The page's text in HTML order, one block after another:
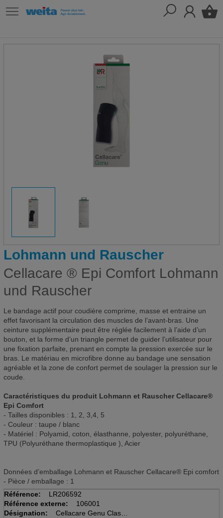
Lohmann und Rauscher
Cellacare ® Epi Comfort Lohmann
und Rauscher
Le bandage actif pour coudière comprime, masse et entraine un
effet favorisant la circulation des muscles de l’avant-bras. Une
ceinture supplémentaire peut être réglée facilement à l’aide d’un
bouton, et la forme d’un triangle permet de guider l’utilisateur pour
une fixation parfaite, prenant en compte la pression exercée sur le
bras. Le matériau en microfibre donne au bandage une sensation
agréable et la zone de confort permet de soulager la pression sur le
coude.
Caractéristiques du produit Lohmann et Rauscher Cellacare®
Epi Comfort
- Tailles disponibles : 1, 2, 3,4, 5
- Couleur : taupe / blanc
- Matériel : Polyamid, coton, élasthanne, polyester, polyuréthane,
TPU (Polyuréthane thermoplastique ), Acier
Données d’emballage Lohmann et Rauscher Cellacare® Epi comfort
- Pièce / emballage : 1
Référence:
LR206592
Référence externe:
106001
Désignation:
Cellacare Genu Classic